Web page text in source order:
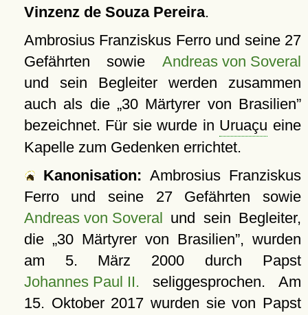
Vinzenz de Souza Pereira.
Ambrosius Franziskus Ferro und seine 27
Gefährten sowie Andreas von Soveral
und sein Begleiter werden zusammen
auch als die
30 Märtyrer von Brasilien
bezeichnet. Für sie wurde in Uruaçu eine
Kapelle zum Gedenken errichtet.
Kanonisation: Ambrosius Franziskus
Ferro und seine 27 Gefährten sowie
Andreas von Soveral und sein Begleiter,
die
30 Märtyrer von Brasilien , wurden
am 5. März 2000 durch Papst
Johannes Paul II. seliggesprochen. Am
15. Oktober 2017 wurden sie von Papst